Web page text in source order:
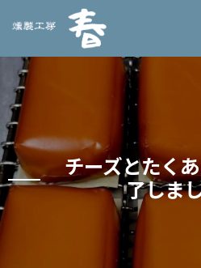
チーズとたく
了しま